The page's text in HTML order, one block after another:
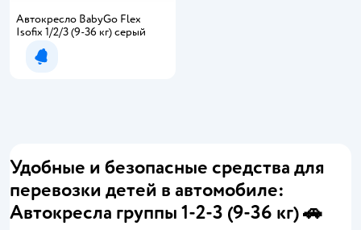
Автокресло BabyGo Flex
Isofix 1/2/3 (9-36 кг) серый
Уведомить о появлении
Удобные и безопасные средства для
перевозки детей в автомобиле:
Автокресла группы 1-2-3 (9-36 кг) 🚗